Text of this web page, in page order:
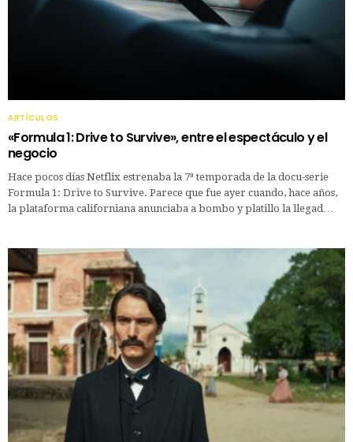
ARTÍCULOS
«Formula 1: Drive to Survive», entre el espectáculo y el
negocio
Hace pocos días Netflix estrenaba la 7ª temporada de la docu-serie
Formula 1: Drive to Survive. Parece que fue ayer cuando, hace años,
la plataforma californiana anunciaba a bombo y platillo la llegad…